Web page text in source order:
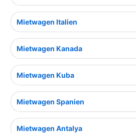
Mietwagen Italien
Mietwagen Kanada
Mietwagen Kuba
Mietwagen Spanien
Mietwagen Antalya